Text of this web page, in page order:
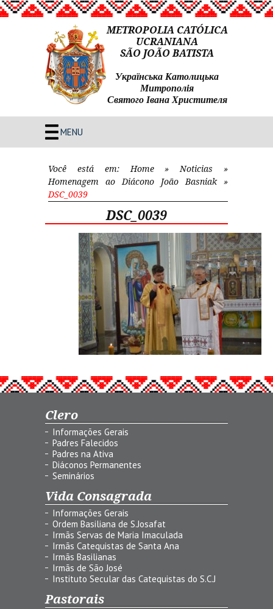
METROPOLIA CATÓLICA
UCRANIANA
SÃO JOÃO BATISTA
Українська Католицька
Митрополія
Святого Івана Христителя
MENU
Você está em: Home» Noticias »
Homenagem ao Diácono João Basniak»
DSC_0039
DSC_0039
Clero
Informações Gerais
Padres Falecidos
Padres na Ativa
Diáconos Permanentes
Seminários
Vida Consagrada
Informações Gerais
Ordem Basiliana de S.Josafat
Irmãs Servas de Maria Imaculada
Irmãs Catequistas de Santa Ana
Irmãs Basilianas
Irmãs de São José
Instituto Secular das Catequistas do S.C.J
Pastorais